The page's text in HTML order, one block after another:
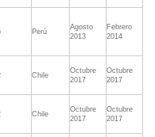
Perú
Agosto
2013
Febrero
2014
Chile
Octubre
2017
Octubre
2017
Chile
Octubre
2017
Octubre
2017